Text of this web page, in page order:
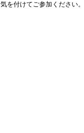
を付けてご参加ください。